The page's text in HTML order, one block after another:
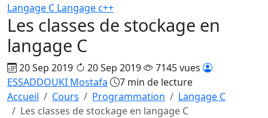
Langage C Langage c++
Les classes de stockage en
langage C
20 Sep 2019 20 Sep 2019
7145 vues
ESSADDOUKI Mostafa
7 min de lecture
Accueil
Cours Programmation
Langage C
Les classes de stockage en langage C